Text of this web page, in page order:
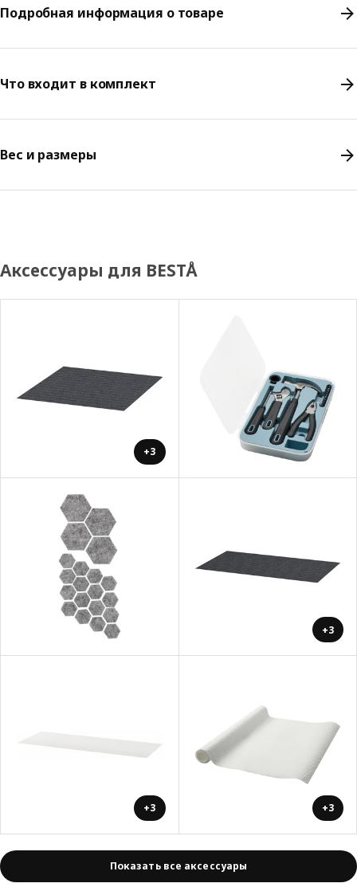
Подробная информация о товаре
Что входит в комплект
Вес и размеры
Аксессуары для BESTÅ
+3
+3
+3 +3
Показать все аксессуары